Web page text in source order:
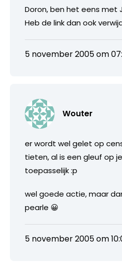
Doron, ben het eens met
Heb de link dan ook
5 november 2005 om
Wouter
er wordt wel gelet op
tieten, al is een gleuf op
toepasselijk :p
wel goede actie, maar
pearle 😀
5 november 2005 om